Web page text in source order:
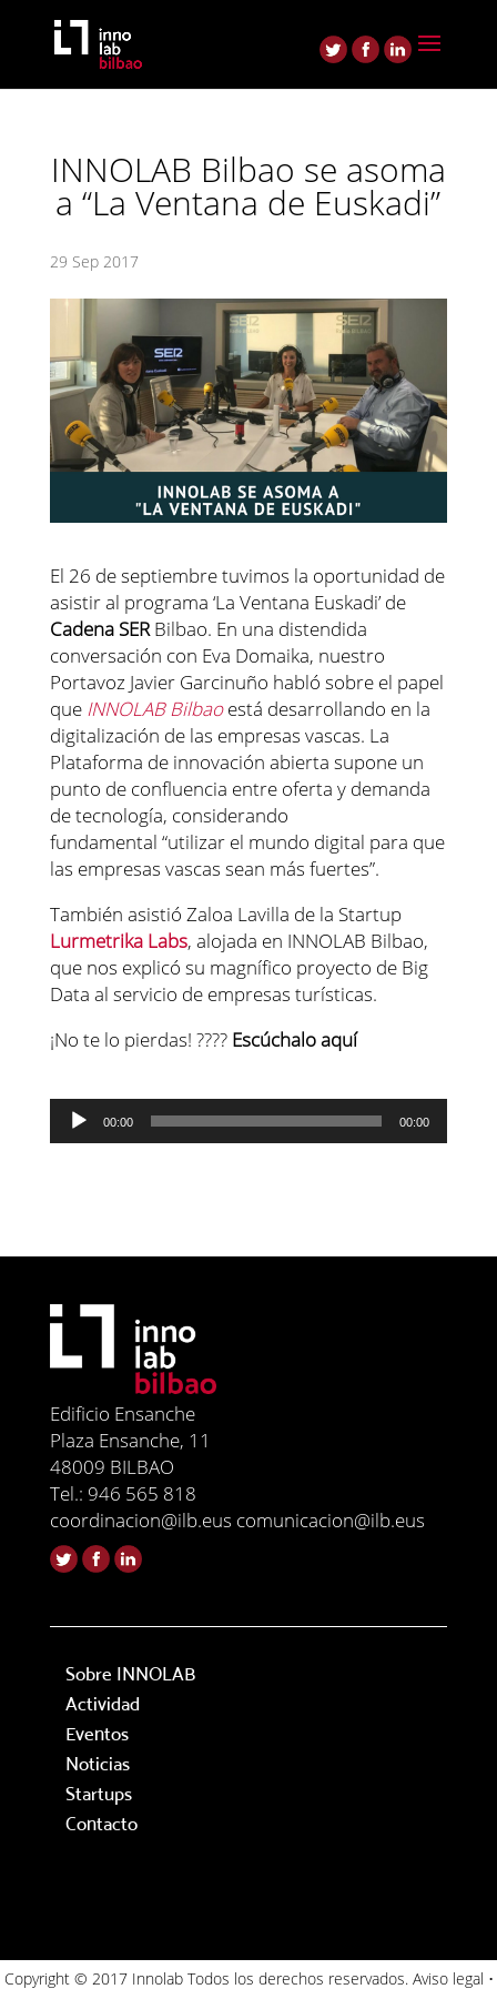
INNOLAB Bilbao se asoma
a “La Ventana de Euskadi”
29 Sep 2017
El 26 de septiembre tuvimos la oportunidad de
asistir al programa ‘La Ventana Euskadi’ de
Cadena SERBilbao. En una distendida
conversación con Eva Domaika, nuestro
Portavoz Javier Garcinuño habló sobre el papel
que INNOLAB Bilbaoestá desarrollando en la
digitalización de las empresas vascas. La
Plataforma de innovación abierta supone un
punto de confluencia entre oferta y demanda
de tecnología, considerando
fundamental “utilizar el mundo digital para que
las empresas vascas sean más fuertes”.
También asistió Zaloa Lavilla de la Startup
Lurmetrika Labs, alojada en INNOLAB Bilbao,
que nos explicó su magnífico proyecto de Big
Data al servicio de empresas turísticas.
¡No te lo pierdas! ???? Escúchalo aquí
Reproductor
00:00 00:00
Edificio Ensanche
Plaza Ensanche, 11
48009 BILBAO
Tel.: 946 565 818
coordinacion@ilb.eus comunicacion@ilb.eus
Sobre INNOLAB
Actividad
Eventos
Noticias
Startups
Contacto
Copyright © 2017 Innolab Todos los derechos reservados. Aviso legal •